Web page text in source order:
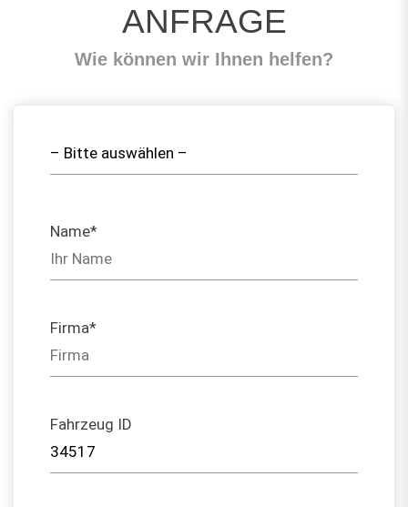
ANFRAGE
Wie können wir Ihnen helfen?
Name*
Firma*
Fahrzeug ID